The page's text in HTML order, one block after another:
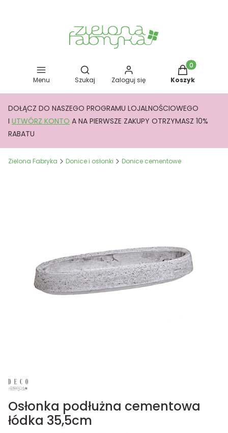
Menu
Otwórz wyszukiwarkę
Szukaj Zaloguj się
Produkty w
Koszyk
DOŁĄCZ DO NASZEGO PROGRAMU LOJALNOŚCIOWEGO
I UTWÓRZ KONTO A NA PIERWSZE ZAKUPY OTRZYMASZ 10%
RABATU
Zielona Fabryka Donice i osłonki Donice cementowe
Osłonka podłużna cementowa
łódka 35,5cm